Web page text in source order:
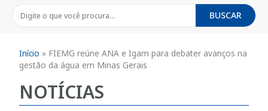
BUSCAR
Início » FIEMG reúne ANA e Igam para debater avanços na
gestão da água em Minas Gerais
NOTÍCIAS